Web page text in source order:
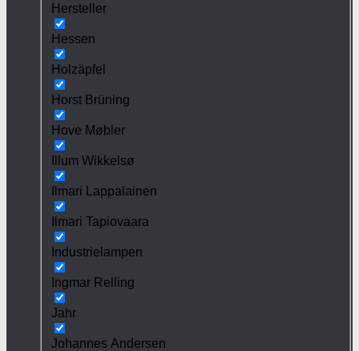
Hersteller
Hessen
Holzäpfel
Horst Brüning
Hove Møbler
Illum Wikkelsø
Ilmari Lappalainen
Ilmari Tapiovaara
Industrielampen
Ingmar Relling
Jahr
Johannes Andersen